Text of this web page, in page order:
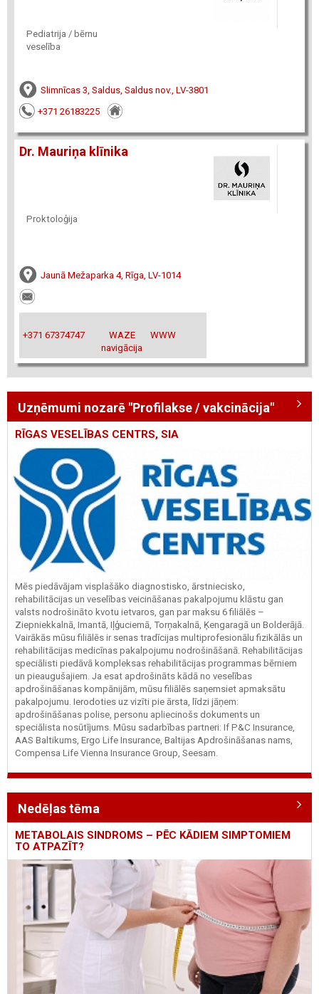
Pediatrija / bērnu
veselība
Slimnīcas 3, Saldus, Saldus nov., LV-3801
+371 26183225
Dr. Mauriņa klīnika
Proktoloģija
Jaunā Mežaparka 4, Rīga, LV-1014
+371 67374747
WAZE
navigācija
WWW
Uzņēmumi nozarē "Profilakse / vakcinācija"
RĪGAS VESELĪBAS CENTRS, SIA
Mēs piedāvājam visplašāko diagnostisko, ārstniecisko,
rehabilitācijas un veselības veicināšanas pakalpojumu klāstu gan
valsts nodrošināto kvotu ietvaros, gan par maksu 6 filiālēs –
Ziepniekkalnā, Imantā, Iļģuciemā, Torņakalnā, Ķengaragā un Bolderājā.
Vairākās mūsu filiālēs ir senas tradīcijas multiprofesionālu fizikālās un
rehabilitācijas medicīnas pakalpojumu nodrošināšanā. Rehabilitācijas
speciālisti piedāvā kompleksas rehabilitācijas programmas bērniem
un pieaugušajiem. Ja esat apdrošināts kādā no veselības
apdrošināšanas kompānijām, mūsu filiālēs saņemsiet apmaksātu
pakalpojumu. Ierodoties uz vizīti pie ārsta, līdzi jāņem:
apdrošināšanas polise, personu apliecinošs dokuments un
speciālista nosūtījums. Mūsu sadarbības partneri: If P&C Insurance,
AAS Baltikums, Ergo Life Insurance, Baltijas Apdrošināšanas nams,
Compensa Life Vienna Insurance Group, Seesam.
Nedēļas tēma
METABOLAIS SINDROMS – PĒC KĀDIEM SIMPTOMIEM
TO ATPAZĪT?